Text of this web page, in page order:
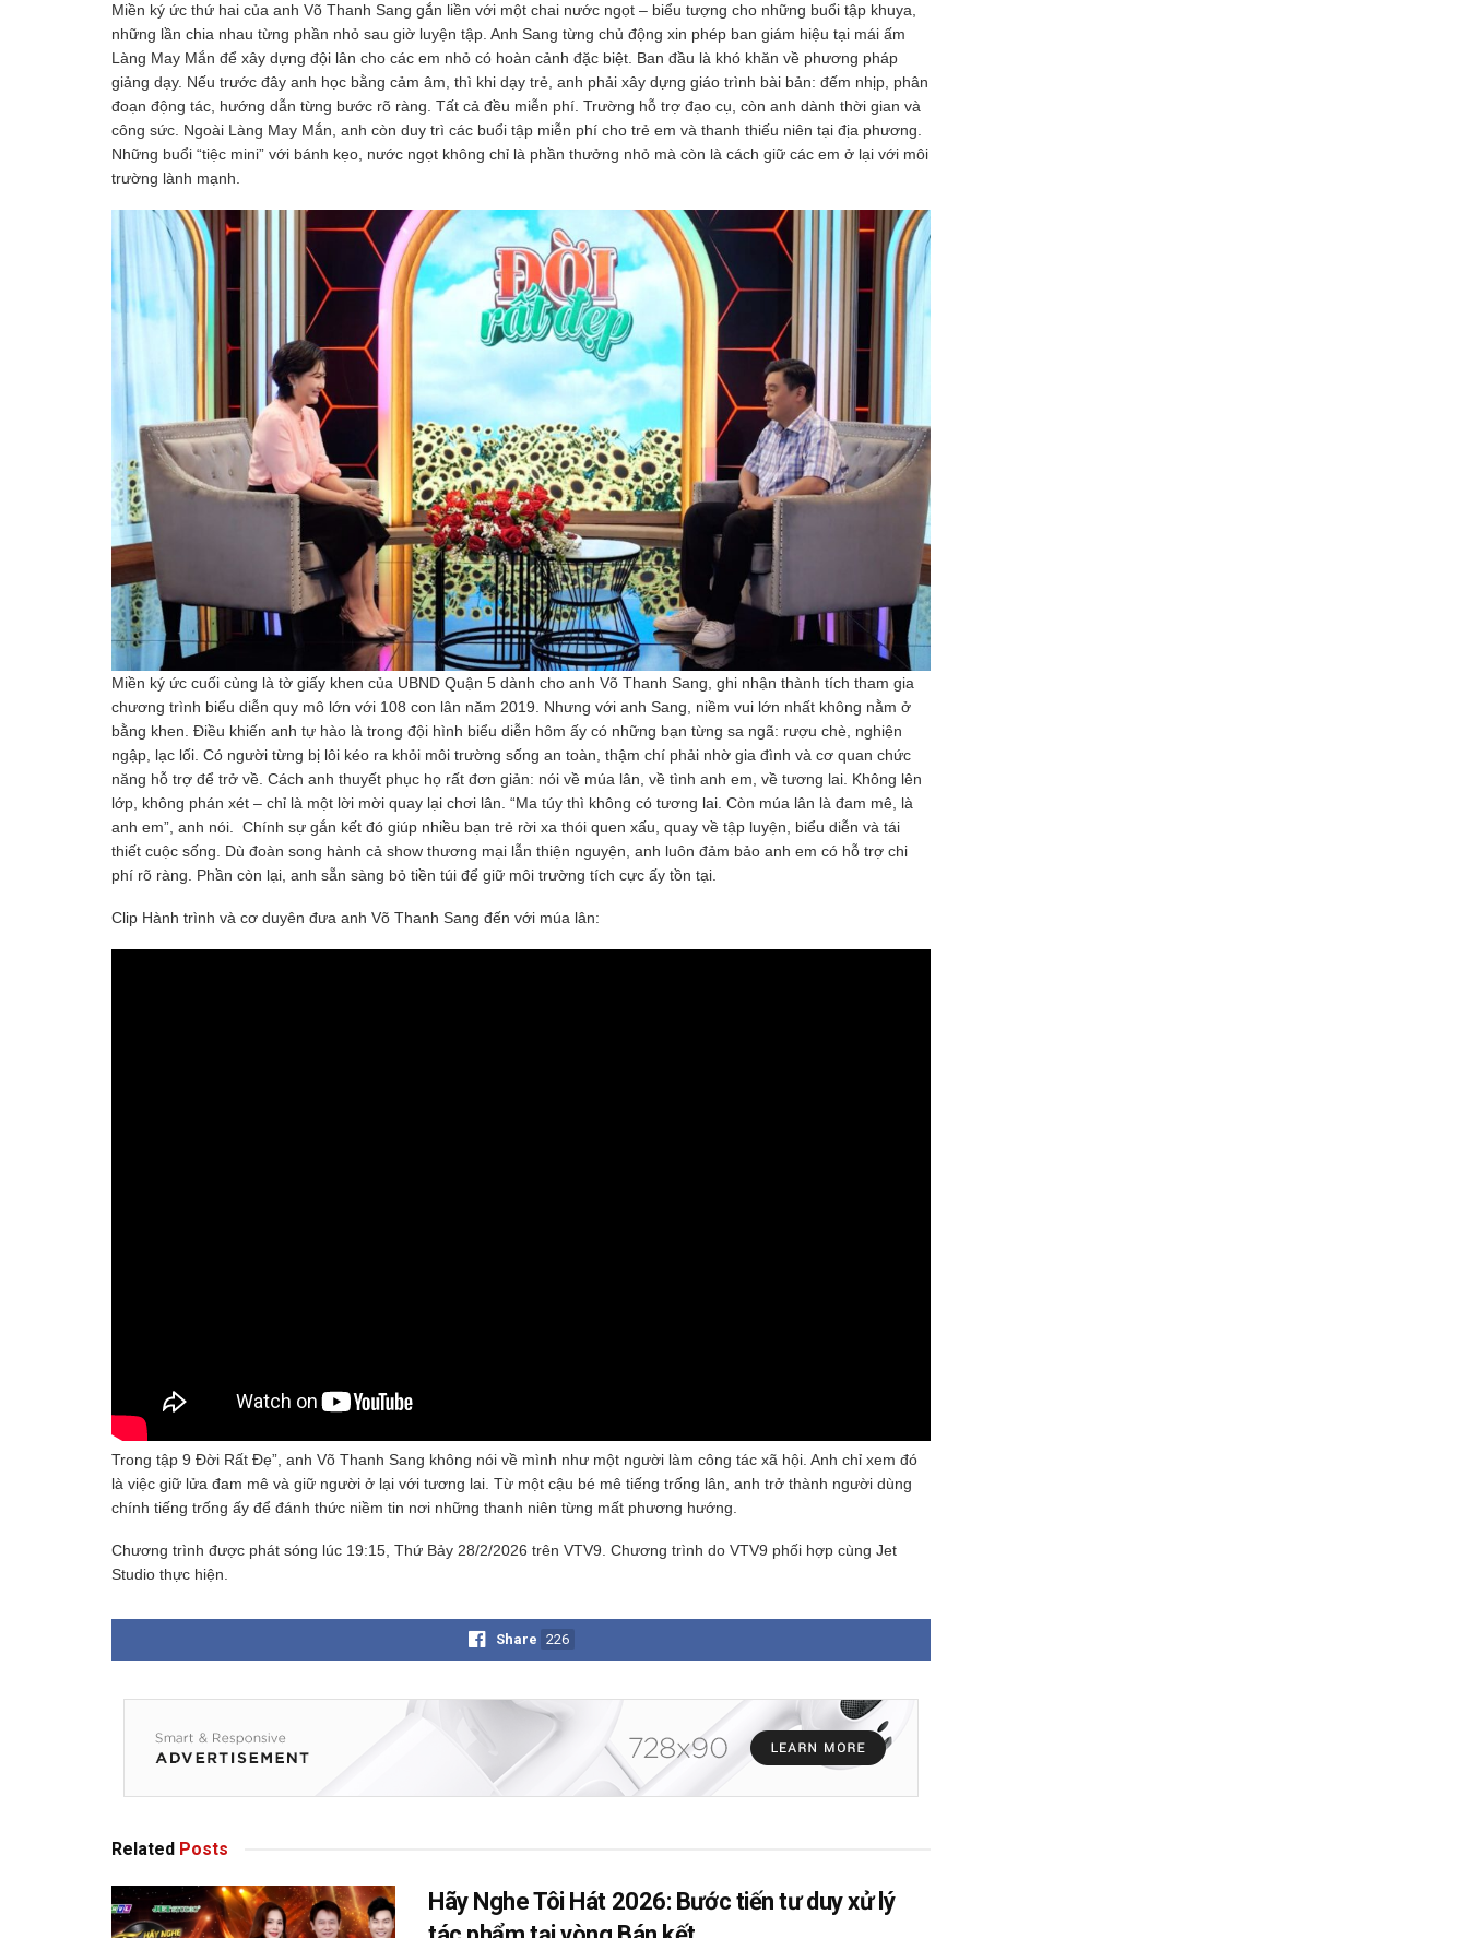
Miền ký ức thứ hai của anh Võ Thanh Sang gắn liền với một chai nước ngọt – biểu tượng cho những buổi tập khuya,
những lần chia nhau từng phần nhỏ sau giờ luyện tập. Anh Sang từng chủ động xin phép ban giám hiệu tại mái ấm
Làng May Mắn để xây dựng đội lân cho các em nhỏ có hoàn cảnh đặc biệt. Ban đầu là khó khăn về phương pháp
giảng dạy. Nếu trước đây anh học bằng cảm âm, thì khi dạy trẻ, anh phải xây dựng giáo trình bài bản: đếm nhịp, phân
đoạn động tác, hướng dẫn từng bước rõ ràng. Tất cả đều miễn phí. Trường hỗ trợ đạo cụ, còn anh dành thời gian và
công sức. Ngoài Làng May Mắn, anh còn duy trì các buổi tập miễn phí cho trẻ em và thanh thiếu niên tại địa phương.
Những buổi “tiệc mini” với bánh kẹo, nước ngọt không chỉ là phần thưởng nhỏ mà còn là cách giữ các em ở lại với môi
trường lành mạnh.
Miền ký ức cuối cùng là tờ giấy khen của UBND Quận 5 dành cho anh Võ Thanh Sang, ghi nhận thành tích tham gia
chương trình biểu diễn quy mô lớn với 108 con lân năm 2019. Nhưng với anh Sang, niềm vui lớn nhất không nằm ở
bằng khen. Điều khiến anh tự hào là trong đội hình biểu diễn hôm ấy có những bạn từng sa ngã: rượu chè, nghiện
ngập, lạc lối. Có người từng bị lôi kéo ra khỏi môi trường sống an toàn, thậm chí phải nhờ gia đình và cơ quan chức
năng hỗ trợ để trở về. Cách anh thuyết phục họ rất đơn giản: nói về múa lân, về tình anh em, về tương lai. Không lên
lớp, không phán xét – chỉ là một lời mời quay lại chơi lân. “Ma túy thì không có tương lai. Còn múa lân là đam mê, là
anh em”, anh nói. Chính sự gắn kết đó giúp nhiều bạn trẻ rời xa thói quen xấu, quay về tập luyện, biểu diễn và tái
thiết cuộc sống. Dù đoàn song hành cả show thương mại lẫn thiện nguyện, anh luôn đảm bảo anh em có hỗ trợ chi
phí rõ ràng. Phần còn lại, anh sẵn sàng bỏ tiền túi để giữ môi trường tích cực ấy tồn tại.
Clip Hành trình và cơ duyên đưa anh Võ Thanh Sang đến với múa lân:
Trong tập 9 Đời Rất Đẹ”, anh Võ Thanh Sang không nói về mình như một người làm công tác xã hội. Anh chỉ xem đó
là việc giữ lửa đam mê và giữ người ở lại với tương lai. Từ một cậu bé mê tiếng trống lân, anh trở thành người dùng
chính tiếng trống ấy để đánh thức niềm tin nơi những thanh niên từng mất phương hướng.
Chương trình được phát sóng lúc 19:15, Thứ Bảy 28/2/2026 trên VTV9. Chương trình do VTV9 phối hợp cùng Jet
Studio thực hiện.
Share 226
Related Posts
Hãy Nghe Tôi Hát 2026: Bước tiến tư duy xử lý